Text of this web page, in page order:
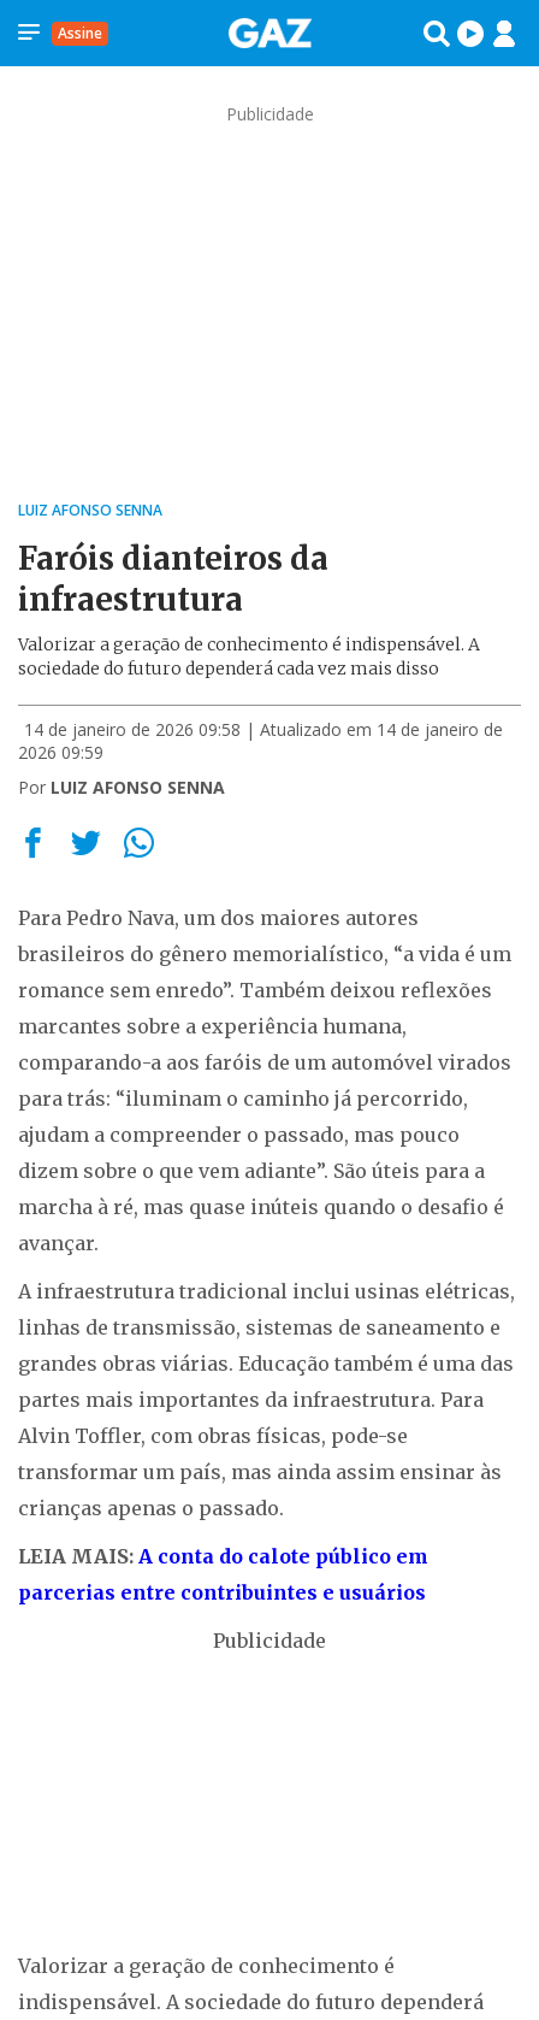
Assine
Publicidade
LUIZ AFONSO SENNA
Faróis dianteiros da
infraestrutura
Valorizar a geração de conhecimento é indispensável. A
sociedade do futuro dependerá cada vez mais disso
14 de janeiro de 2026 09:58 | Atualizado em 14 de janeiro de
2026 09:59
Por LUIZ AFONSO SENNA
Para Pedro Nava, um dos maiores autores
brasileiros do gênero memorialístico, “a vida é um
romance sem enredo”. Também deixou reflexões
marcantes sobre a experiência humana,
comparando-a aos faróis de um automóvel virados
para trás: “iluminam o caminho já percorrido,
ajudam a compreender o passado, mas pouco
dizem sobre o que vem adiante”. São úteis para a
marcha à ré, mas quase inúteis quando o desafio é
avançar.
A infraestrutura tradicional inclui usinas elétricas,
linhas de transmissão, sistemas de saneamento e
grandes obras viárias. Educação também é uma das
partes mais importantes da infraestrutura. Para
Alvin Toffler, com obras físicas, pode-se
transformar um país, mas ainda assim ensinar às
crianças apenas o passado.
LEIA MAIS: A conta do calote público em
parcerias entre contribuintes e usuários
Publicidade
Valorizar a geração de conhecimento é
indispensável. A sociedade do futuro dependerá